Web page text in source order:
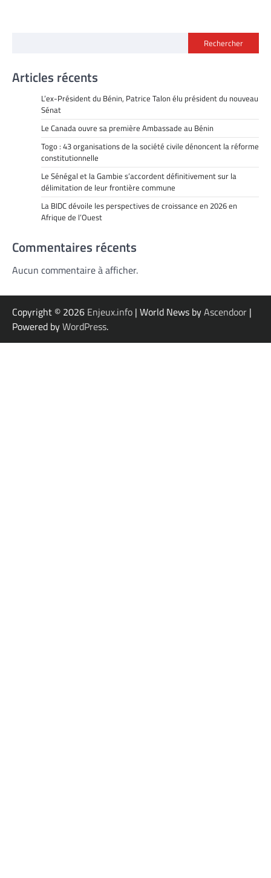
Rechercher
Articles récents
L’ex-Président du Bénin, Patrice Talon élu président du nouveau
Sénat
Le Canada ouvre sa première Ambassade au Bénin
Togo : 43 organisations de la société civile dénoncent la réforme
constitutionnelle
Le Sénégal et la Gambie s’accordent définitivement sur la
délimitation de leur frontière commune
La BIDC dévoile les perspectives de croissance en 2026 en
Afrique de l’Ouest
Commentaires récents
Aucun commentaire à afficher.
Copyright © 2026 Enjeux.info | World News byAscendoor |
Powered byWordPress.